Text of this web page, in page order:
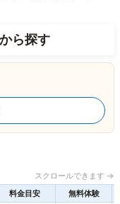
ら探す
スクロールできます →
料金目安 無料体験